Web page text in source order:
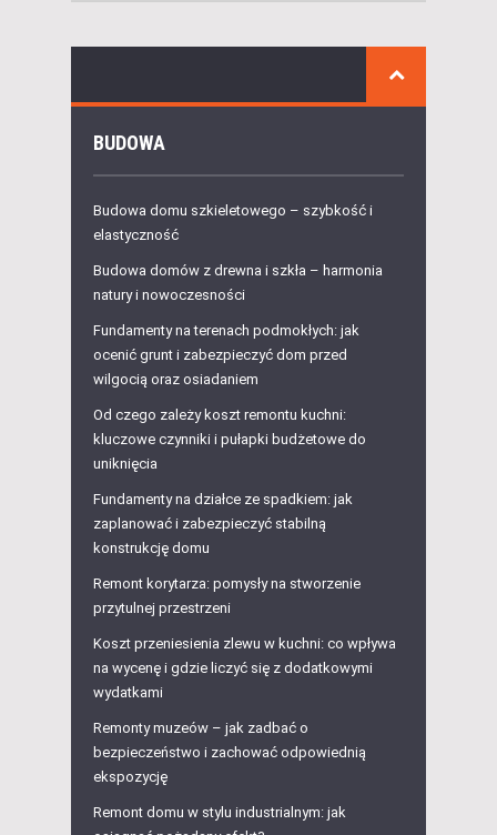
BUDOWA
Budowa domu szkieletowego – szybkość i
elastyczność
Budowa domów z drewna i szkła – harmonia
natury i nowoczesności
Fundamenty na terenach podmokłych: jak
ocenić grunt i zabezpieczyć dom przed
wilgocią oraz osiadaniem
Od czego zależy koszt remontu kuchni:
kluczowe czynniki i pułapki budżetowe do
uniknięcia
Fundamenty na działce ze spadkiem: jak
zaplanować i zabezpieczyć stabilną
konstrukcję domu
Remont korytarza: pomysły na stworzenie
przytulnej przestrzeni
Koszt przeniesienia zlewu w kuchni: co wpływa
na wycenę i gdzie liczyć się z dodatkowymi
wydatkami
Remonty muzeów – jak zadbać o
bezpieczeństwo i zachować odpowiednią
ekspozycję
Remont domu w stylu industrialnym: jak